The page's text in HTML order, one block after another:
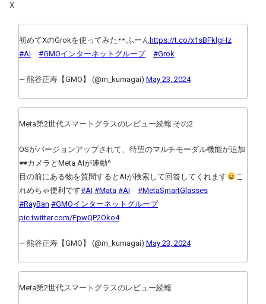
X
初めてXのGrokを使ってみた ふーん https://t.co/x1sBFklgHz
#AI
#GMOインターネットグループ #Grok
— 熊谷正寿【GMO】 (@m_kumagai) May 23, 2024
Meta第2世代スマートグラスのレビュー続報 その2
OSがバージョンアップされて、待望のマルチモーダル機能が追加
🕶カメラとMeta AIが連動⁰
目の前にある物を質問するとAIが検索して回答してくれます
こ
れめちゃ便利です#AI #Mata #AI
#MetaSmartGlasses
#RayBan #GMOインターネットグループ
pic.twitter.com/FpwQP2Oko4
— 熊谷正寿【GMO】 (@m_kumagai) May 23, 2024
Meta第2世代スマートグラスのレビュー続報